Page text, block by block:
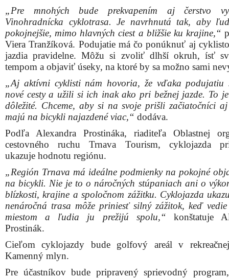
„Pre mnohých bude prekvapením aj čerstvo
Vinohradnícka cyklotrasa. Je navrhnutá tak, aby
pokojnejšie, mimo hlavných ciest a bližšie ku krajine,“
Viera Tranžíková. Podujatie má čo ponúknuť aj
jazdia pravidelne. Môžu si zvoliť dlhší okruh, ísť
tempom a objaviť úseky, na ktoré by sa možno sami
„Aj aktívni cyklisti nám hovoria, že vďaka podujatiu
nové cesty a užili si ich inak ako pri bežnej jazde. To
dôležité. Chceme, aby si na svoje prišli začiatočníci
majú na bicykli najazdené viac,“ dodáva.
Podľa Alexandra Prostináka, riaditeľa Oblastnej
cestovného ruchu Trnava Tourism, cyklojazda
ukazuje hodnotu regiónu.
„Región Trnava má ideálne podmienky na pokojné
na bicykli. Nie je to o náročných stúpaniach ani o
blízkosti, krajine a spoločnom zážitku. Cyklojazda
nenáročná trasa môže priniesť silný zážitok, keď
miestom a ľudia ju prežijú spolu,“ konštatuje
Prostinák.
Cieľom cyklojazdy bude golfový areál v
Kamenný mlyn.
Pre účastníkov bude pripravený sprievodný